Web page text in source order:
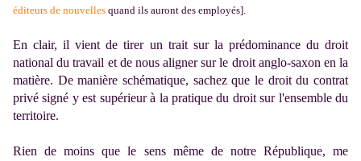
éditeurs de nouvelles quand ils auront des employés].
En clair, il vient de tirer un trait sur la prédominance du droit
national du travail et de nous aligner sur le droit anglo-saxon en la
matière. De manière schématique, sachez que le droit du contrat
privé signé y est supérieur à la pratique du droit sur l'ensemble du
territoire.
Rien de moins que le sens même de notre République, me